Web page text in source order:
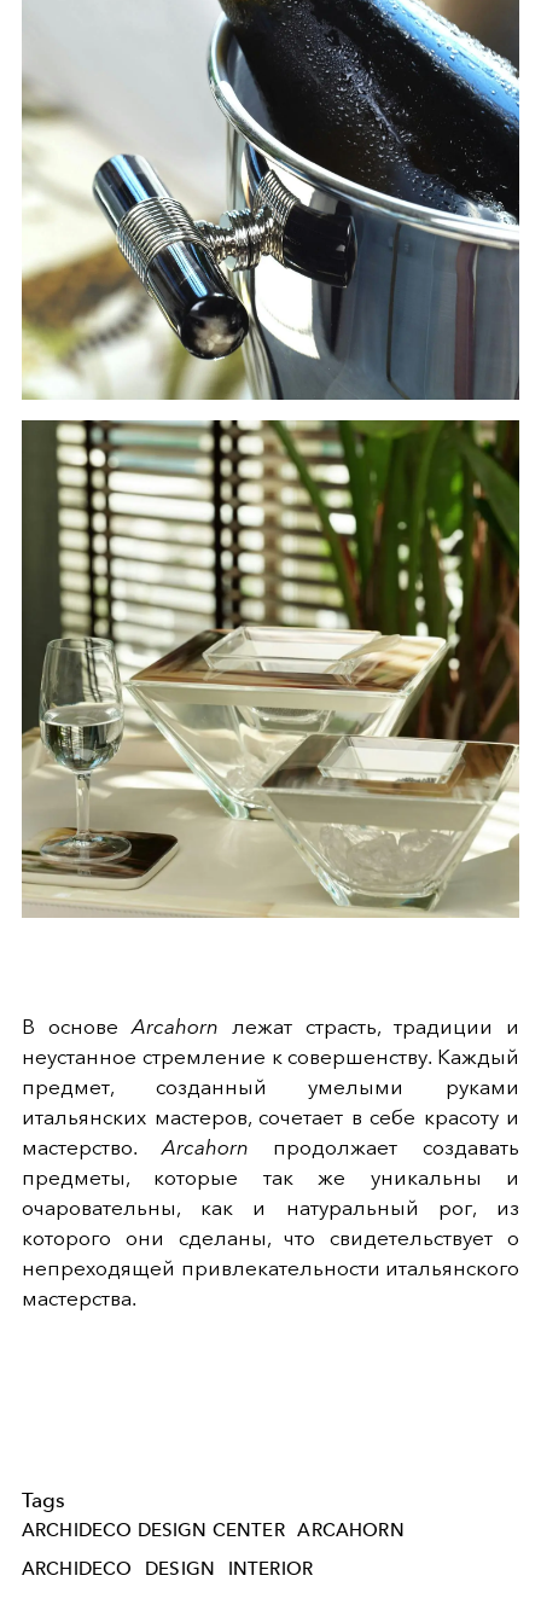
В основе Arcahorn лежат страсть, традиции и
неустанное стремление к совершенству. Каждый
предмет, созданный умелыми руками
итальянских мастеров, сочетает в себе красоту и
мастерство. Arcahorn продолжает создавать
предметы, которые так же уникальны и
очаровательны, как и натуральный рог, из
которого они сделаны, что свидетельствует о
непреходящей привлекательности итальянского
мастерства.
Tags
ARCHIDECO DESIGN CENTER ARCAHORN
ARCHIDECO
DESIGN INTERIOR